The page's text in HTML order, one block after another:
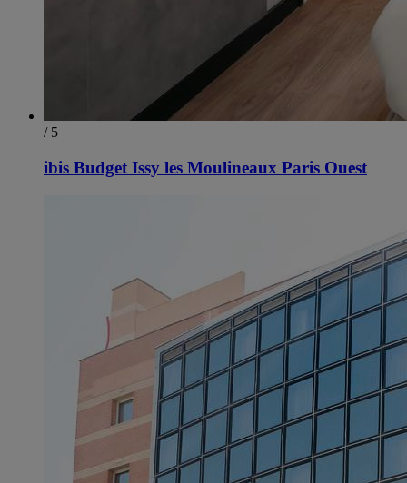
/ 5
ibis Budget Issy les Moulineaux Paris Ouest